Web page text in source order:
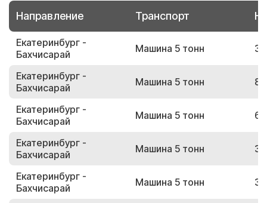
Направление Транспорт
Екатеринбург -
Бахчисарай
Машина 5 тонн
Екатеринбург -
Бахчисарай
Машина 5 тонн
Екатеринбург -
Бахчисарай
Машина 5 тонн
Екатеринбург -
Бахчисарай
Машина 5 тонн
Екатеринбург -
Бахчисарай
Машина 5 тонн